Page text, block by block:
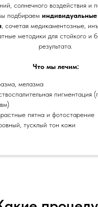
солнечного воздействия и
подбираем
, сочетая медикаментозные,
методики для стойкого и
результата.
Что мы лечим:
мелазма
пигментация
пятна и фотостарение
тусклый тон кожи